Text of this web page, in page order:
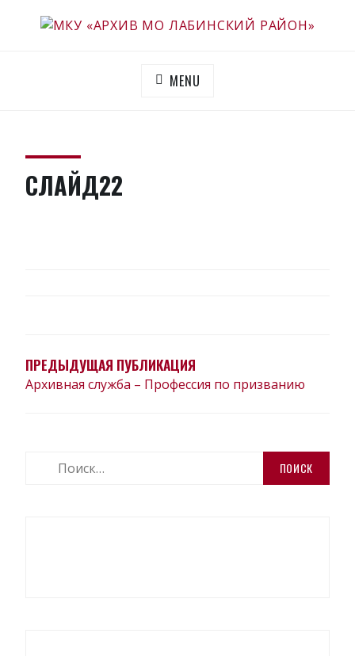
MENU
СЛАЙД22
ЗАПИСЯМ
ПРЕДЫДУЩАЯ ПУБЛИКАЦИЯ
Архивная служба – Профессия по призванию